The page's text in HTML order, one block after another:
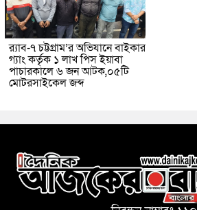
র‌্যাব-৭ চট্টগ্রাম’র অভিযানে বাইকার
গ্যাং কর্তৃক ১ লাখ পিস ইয়াবা
পাচারকালে ৬ জন আটক,০৫টি
মোটরসাইকেল জব্দ